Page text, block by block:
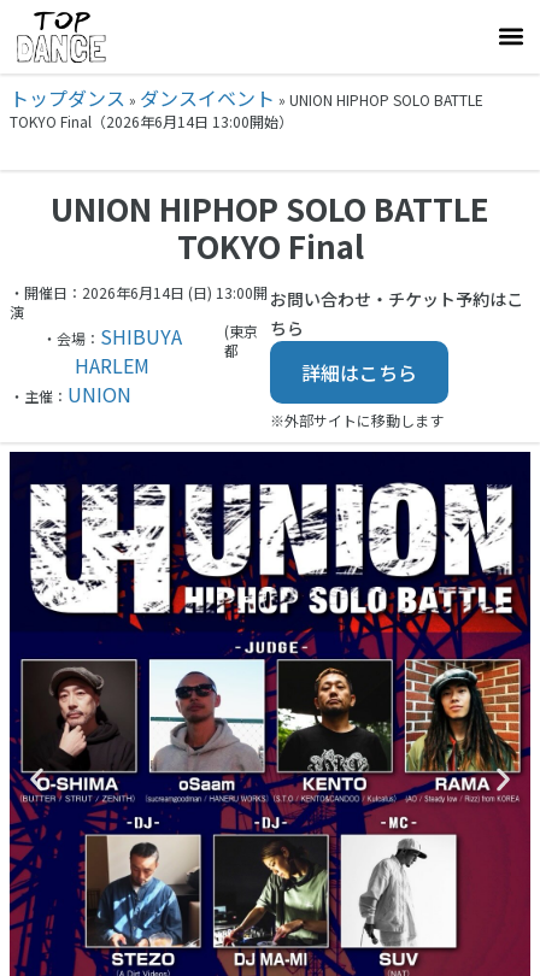
トップダンス » ダンスイベント » UNION HIPHOP SOLO BATTLE
TOKYO Final（2026年6月14日 13:00開始）
UNION HIPHOP SOLO BATTLE
TOKYO Final
・開催日：2026年6月14日 (日) 13:00開
演
・会場： SHIBUYA
HARLEM
(東京
都
・主催： UNION
お問い合わせ・チケット予約はこ
ちら
詳細はこちら
※外部サイトに移動します